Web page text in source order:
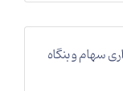
سهام و بنگاه